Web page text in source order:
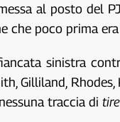
al posto del
che poco prima
sinistra
Gilliland,
traccia di